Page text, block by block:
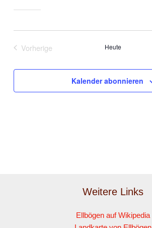
Vorherige
Heute
Kalender abonnieren
Weitere Links
Ellbögen auf Wikipedia